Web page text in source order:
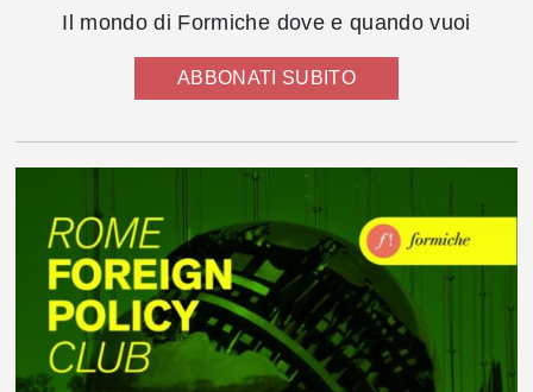
Il mondo di Formiche dove e quando vuoi
ABBONATI SUBITO